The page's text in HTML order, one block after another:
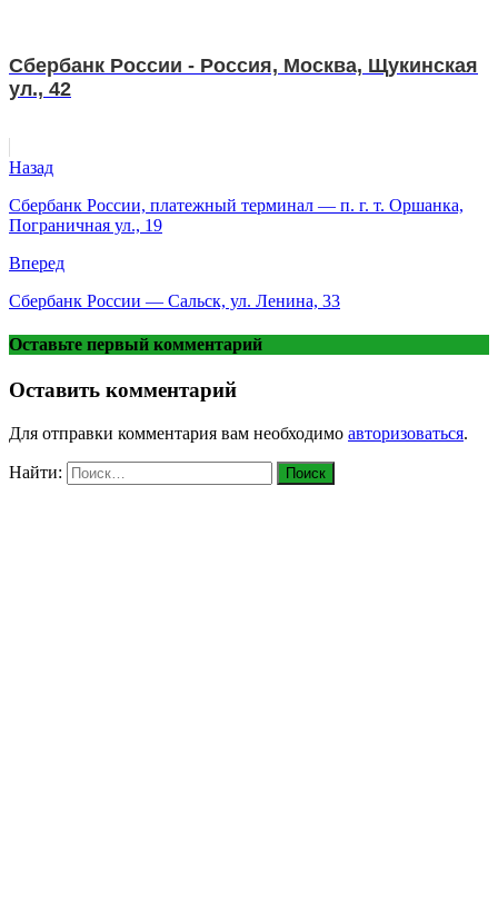
Сбербанк России - Россия, Москва, Щукинская
ул., 42
Назад
Сбербанк России, платежный терминал — п. г. т. Оршанка,
Пограничная ул., 19
Вперед
Сбербанк России — Сальск, ул. Ленина, 33
Оставьте первый комментарий
Оставить комментарий
Для отправки комментария вам необходимо авторизоваться.
Найти: